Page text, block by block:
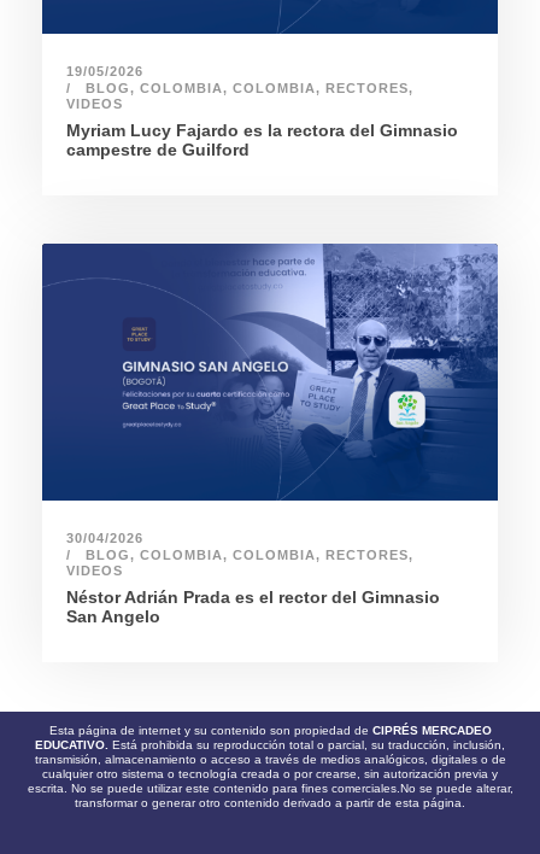
19/05/2026
BLOG, COLOMBIA, COLOMBIA, RECTORES,
VIDEOS
Myriam Lucy Fajardo es la rectora del Gimnasio
campestre de Guilford
30/04/2026
BLOG, COLOMBIA, COLOMBIA, RECTORES,
VIDEOS
Néstor Adrián Prada es el rector del Gimnasio
San Angelo
Esta página de internet y su contenido son propiedad de CIPRÉS MERCADEO
EDUCATIVO. Está prohibida su reproducción total o parcial, su traducción, inclusión,
transmisión, almacenamiento o acceso a través de medios analógicos, digitales o de
cualquier otro sistema o tecnología creada o por crearse, sin autorización previa y
escrita. No se puede utilizar este contenido para fines comerciales.No se puede alterar,
transformar o generar otro contenido derivado a partir de esta página.